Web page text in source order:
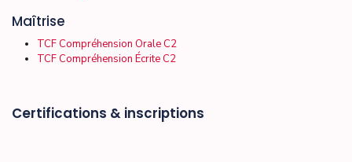
Maîtrise
TCF Compréhension Orale C2
TCF Compréhension Écrite C2
Certifications & inscriptions